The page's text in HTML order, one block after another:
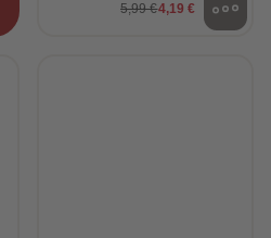
5,99 €4,19 €